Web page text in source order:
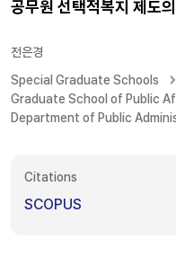
공무원 선택적복지 제도
전은경
Special Graduate Schools
Graduate School of Public
Department of Public
Citations
SCOPUS